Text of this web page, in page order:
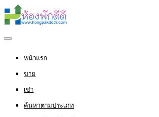
หน้าแรก
ขาย
เช่า
ค้นหาตามประเภท